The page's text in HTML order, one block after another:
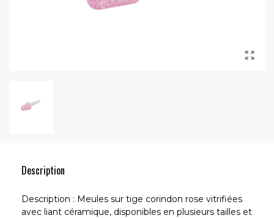
Description
Description : Meules sur tige corindon rose vitrifiées
avec liant céramique, disponibles en plusieurs tailles et